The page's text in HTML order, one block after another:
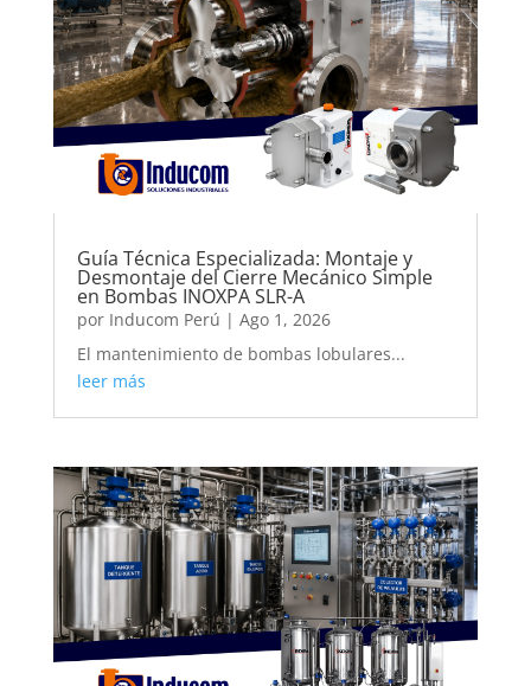
Guía Técnica Especializada: Montaje y
Desmontaje del Cierre Mecánico Simple
en Bombas INOXPA SLR-A
por Inducom Perú | Ago 1, 2026
El mantenimiento de bombas lobulares...
leer más